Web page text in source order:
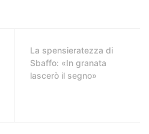
La spensieratezza di
Sbaffo: «In granata
lascerò il segno»